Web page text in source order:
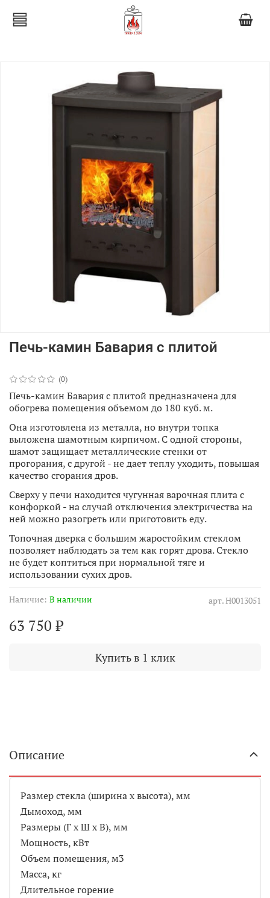
(0)
арт.Н0013051
Наличие: В наличии
Печь-камин Бавария с плитой
63 750 ₽
Купить в 1 клик
Печь-камин Бавария с плитой предназначена для
обогрева помещения объемом до 180 куб. м.
Она изготовлена из металла, но внутри топка
выложена шамотным кирпичом. С одной стороны,
шамот защищает металлические стенки от
прогорания, с другой - не дает теплу уходить, повышая
качество сгорания дров.
Сверху у печи находится чугунная варочная плита с
конфоркой - на случай отключения электричества на
ней можно разогреть или приготовить еду.
Топочная дверка с большим жаростойким стеклом
позволяет наблюдать за тем как горят дрова. Стекло
не будет коптиться при нормальной тяге и
использовании сухих дров.
Описание
Размер стекла (ширина х высота), мм
Дымоход, мм
Размеры (Г х Ш х В), мм
Мощность, кВт
Объем помещения, м3
Масса, кг
Длительное горение